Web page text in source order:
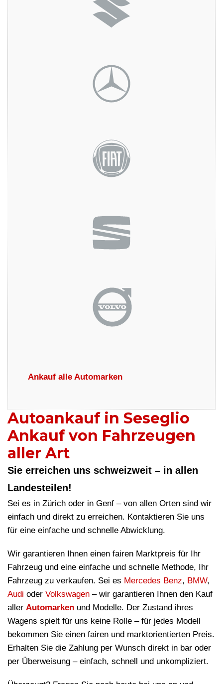
Ankauf alle Automarken
Autoankauf in Seseglio
Ankauf von Fahrzeugen
aller Art
Sie erreichen uns schweizweit – in allen
Landesteilen!
Sei es in Zürich oder in Genf – von allen Orten sind wir
einfach und direkt zu erreichen. Kontaktieren Sie uns
für eine einfache und schnelle Abwicklung.
Wir garantieren Ihnen einen fairen Marktpreis für Ihr
Fahrzeug und eine einfache und schnelle Methode, Ihr
Fahrzeug zu verkaufen. Sei es Mercedes Benz, BMW,
Audi oder Volkswagen – wir garantieren Ihnen den Kauf
aller Automarken und Modelle. Der Zustand ihres
Wagens spielt für uns keine Rolle – für jedes Modell
bekommen Sie einen fairen und marktorientierten Preis.
Erhalten Sie die Zahlung per Wunsch direkt in bar oder
per Überweisung – einfach, schnell und unkompliziert.